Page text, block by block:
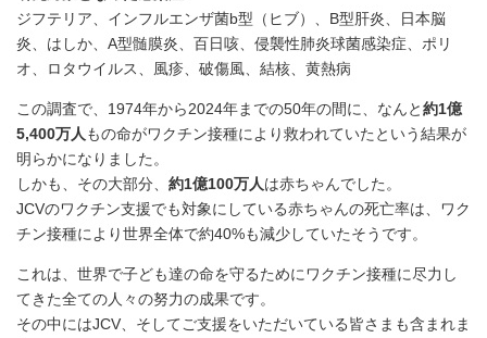
ジフテリア、インフルエンザ菌b型（ヒブ）、B型肝炎、日本脳
炎、はしか、A型髄膜炎、百日咳、侵襲性肺炎球菌感染症、ポリ
オ、ロタウイルス、風疹、破傷風、結核、黄熱病
この調査で、1974年から2024年までの50年の間に、なんと約1億
5,400万人 もの命がワクチン接種により救われていたという結果が
明らかになりました。
しかも、その大部分、 約1億100万人は赤ちゃんでした。
JCVのワクチン支援でも対象にしている赤ちゃんの死亡率は、ワク
チン接種により世界全体で約40%も減少していたそうです。
これは、世界で子ども達の命を守るためにワクチン接種に尽力し
てきた全ての人々の努力の成果です。
その中にはJCV、そしてご支援をいただいている皆さまも含まれま